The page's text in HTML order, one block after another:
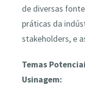
de diversas
práticas da
stakeholders, e
Temas
Usinagem: